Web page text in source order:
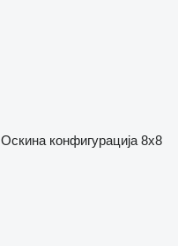
Оскина конфигурација 8x8